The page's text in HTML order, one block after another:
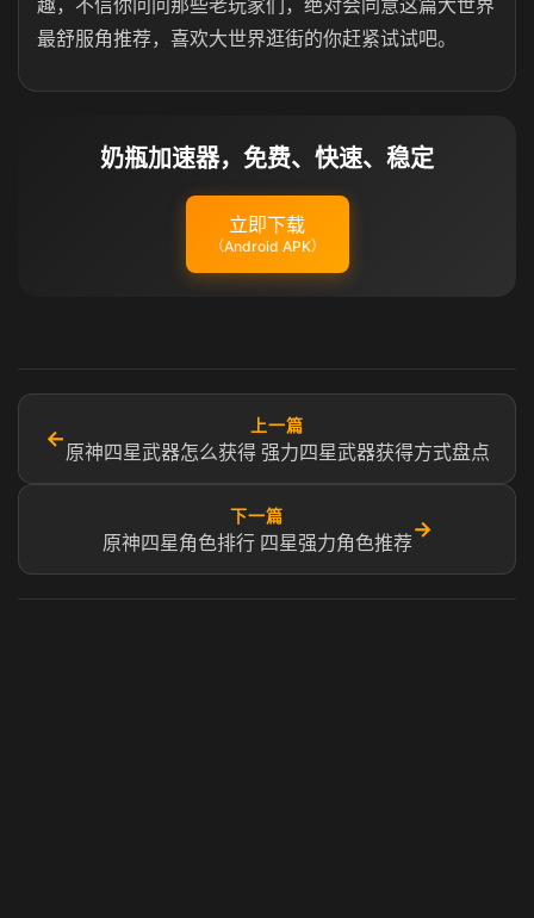
趣，不信你问问那些老玩家们，绝对会同意这篇大世界
最舒服角推荐，喜欢大世界逛街的你赶紧试试吧。
奶瓶加速器，免费、快速、稳定
立即下载
（Android APK）
←
上一篇
原神四星武器怎么获得 强力四星武器获得方式盘点
下一篇
原神四星角色排行 四星强力角色推荐
→